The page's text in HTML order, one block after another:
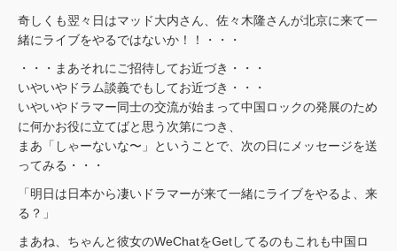
奇しくも翌々日はマッド大内さん、佐々木隆さんが北京に来て一
緒にライブをやるではないか！！・・・
・・・まあそれにご招待してお近づき・・・
いやいやドラム談義でもしてお近づき・・・
いやいやドラマー同士の交流が始まって中国ロックの発展のため
に何かお役に立てばと思う次第につき、
まあ「しゃーないな〜」ということで、次の日にメッセージを送
ってみる・・・
「明日は日本から凄いドラマーが来て一緒にライブをやるよ、来
る？」
まあね、ちゃんと彼女のWeChatをGetしてるのもこれも中国ロ